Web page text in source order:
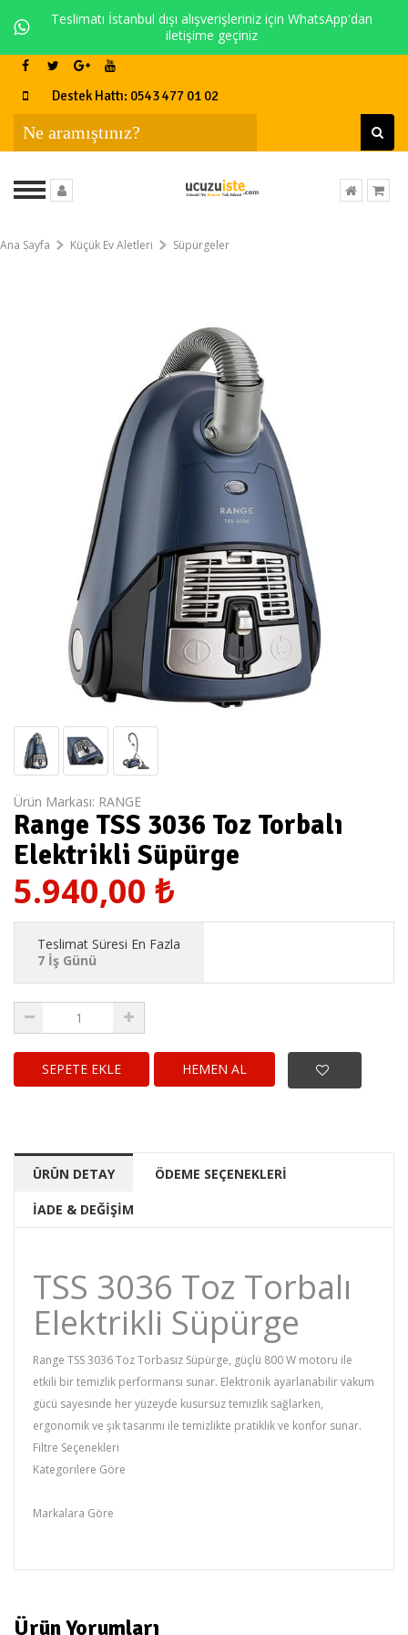
Teslimatı İstanbul dışı alışverişleriniz için WhatsApp'dan
iletişime geçiniz
Destek Hattı: 0543 477 01 02
Ana Sayfa Küçük Ev Aletleri Süpürgeler
Ürün Markası: RANGE
Range TSS 3036 Toz Torbalı
Elektrikli Süpürge
5.940,00 ₺
Teslimat Süresi En Fazla
7 İş Günü
HEMEN AL
ÜRÜN DETAY ÖDEME SEÇENEKLERİ
İADE & DEĞİŞİM
TSS 3036 Toz Torbalı
Elektrikli Süpürge
Range TSS 3036 Toz Torbasız Süpürge, güçlü 800 W motoru ile
etkili bir temizlik performansı sunar. Elektronik ayarlanabilir vakum
gücü sayesinde her yüzeyde kusursuz temizlik sağlarken,
ergonomik ve şık tasarımı ile temizlikte pratiklik ve konfor sunar.
Filtre Seçenekleri
Kategorilere Göre
Markalara Göre
Ürün Yorumları